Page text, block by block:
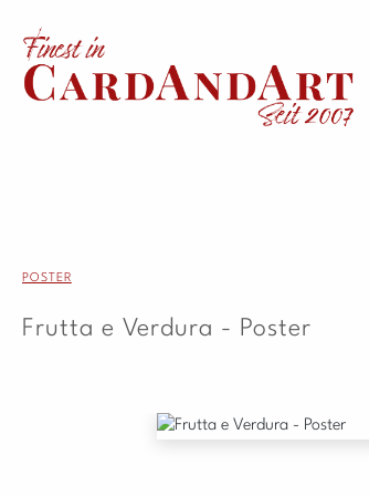
Hauptinhalt springen
Zur Suche springen
Zur Hauptnavigation springen
POSTER
Frutta e Verdura - Poster
Bildergalerie überspringen